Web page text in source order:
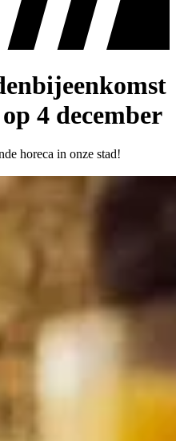
4 december
horeca in onze stad!